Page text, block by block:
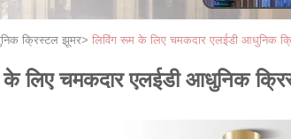
क्रिस्टल झूमर> लिविंग रूम के लिए चमकदार एलईडी आधुनिक
के लिए चमकदार एलईडी आधुनिक